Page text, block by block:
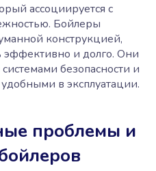
ассоциируется с
Бойлеры
конструкцией,
эффективно и долго. Они
безопасности и
в эксплуатации.
проблемы и